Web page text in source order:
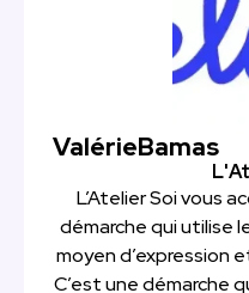
ValérieBamas
L’Atelier Soi vous
démarche qui utilise
moyen d’expression
C’est une démarche